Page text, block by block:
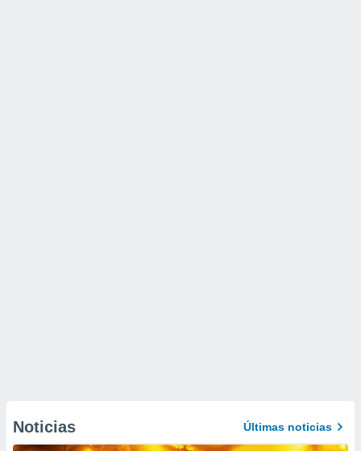
Noticias Últimas noticias